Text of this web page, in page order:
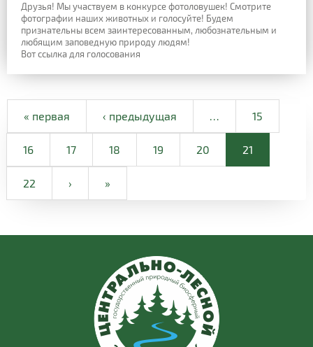
Друзья! Мы участвуем в конкурсе фотоловушек! Смотрите
фотографии наших животных и голосуйте! Будем
признательны всем заинтересованным, любознательным и
любящим заповедную природу людям!
Вот ссылка для голосования
« первая ‹ предыдущая … 15
16 17 18 19 20 21
22 › »